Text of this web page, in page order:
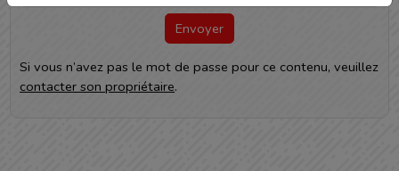
Envoyer
Si vous n’avez pas le mot de passe pour ce contenu, veuillez
contacter son propriétaire.